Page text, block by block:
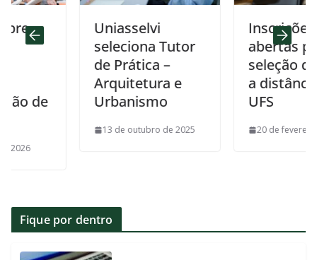
Uniasselvi
seleciona Tutor
de Prática –
Arquitetura e
Urbanismo
13 de outubro de 2025
Inscrições
abertas para a
seleção de
a distância da
20 de fevereiro de
Fique por dentro